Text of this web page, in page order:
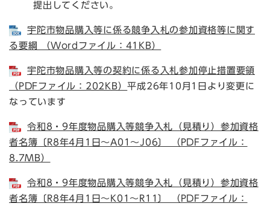
提出してください。
宇陀市物品購入等に係る競争入札の参加資格等に関す
る要綱 （Wordファイル：41KB）
宇陀市物品購入等の契約に係る入札参加停止措置要領
（PDFファイル：202KB）平成26年10月1日より変更に
なっています
令和8・9年度物品購入等競争入札（見積り）参加資格
者名簿〔R8年4月1日～A01～J06〕 （PDFファイル：
8.7MB）
令和8・9年度物品購入等競争入札（見積り）参加資格
者名簿〔R8年4月1日～K01～R11〕 （PDFファイル：